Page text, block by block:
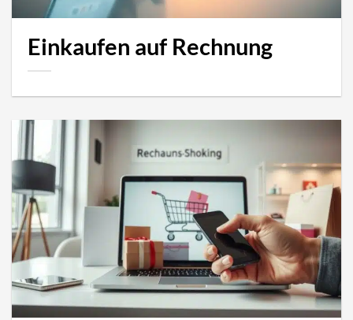
Einkaufen auf Rechnung